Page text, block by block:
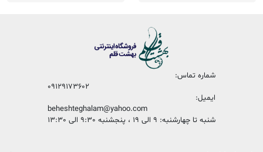
شماره تماس:
09129173602
ایمیل:
beheshteghalam@yahoo.com
شنبه تا چهارشنبه: 9 الی 19 ، پنجشنبه 9:30 الی 13:30